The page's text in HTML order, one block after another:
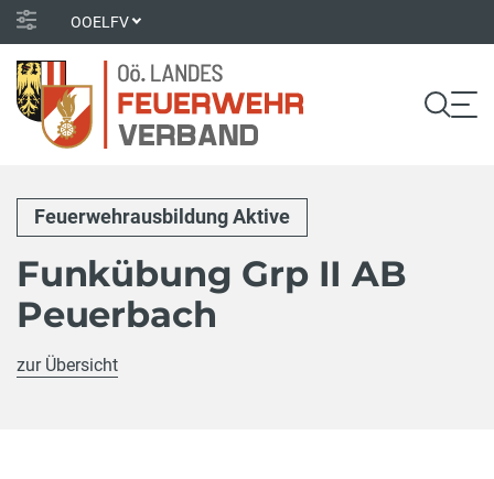
OOELFV
Feuerwehrausbildung Aktive
Funkübung Grp II AB
Peuerbach
zur Übersicht